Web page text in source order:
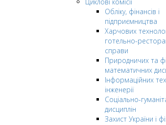
Обліку, фінансів і
підприємництва
Харчових
готельно-
справи
Природничих та
математичних
Інформаційних
інженерії
Соціально-
дисциплін
Захист України і